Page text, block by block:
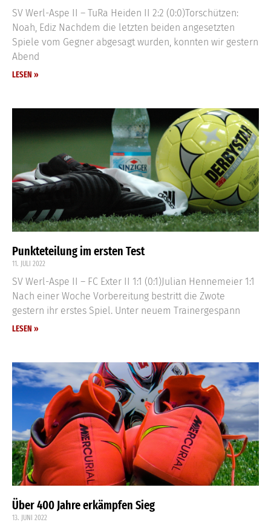
SV Werl-Aspe II – TuRa Heiden II 2:2 (0:0)Torschützen:
Noah, Ediz Nachdem die letzten beiden angesetzten
Spiele vom Gegner abgesagt wurden, konnten wir gestern
Abend
LESEN »
Punkteteilung im ersten Test
11. JULI 2022
SV Werl-Aspe II – FC Exter II 1:1 (0:1)Julian Hennemeier 1:1
Nach einer Woche Vorbereitung bestritt die Zwote
gestern ihr erstes Spiel. Unter neuem Trainergespann
LESEN »
Über 400 Jahre erkämpfen Sieg
13. JUNI 2022